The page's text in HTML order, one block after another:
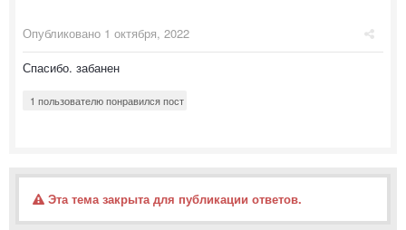
Опубликовано 1 октября, 2022
Спасибо. забанен
1 пользователю понравился пост
Эта тема закрыта для публикации ответов.